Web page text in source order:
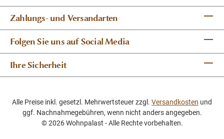
Zahlungs- und Versandarten
Folgen Sie uns auf Social Media
Ihre Sicherheit
Alle Preise inkl. gesetzl. Mehrwertsteuer zzgl. Versandkosten und
ggf. Nachnahmegebühren, wenn nicht anders angegeben.
© 2026 Wohnpalast - Alle Rechte vorbehalten.